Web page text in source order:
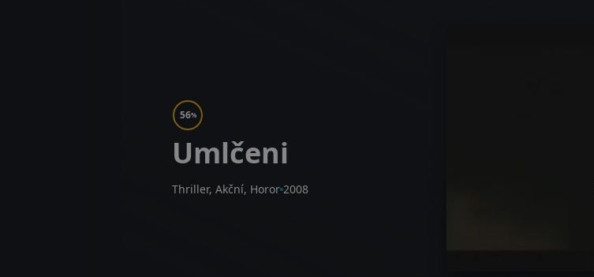
56%
Umlčeni
Thriller, Akční, Horor 2008